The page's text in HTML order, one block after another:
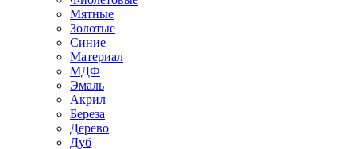
Мятные
Золотые
Синие
Материал
МДФ
Эмаль
Акрил
Береза
Дерево
Дуб